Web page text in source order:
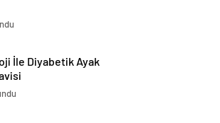
İle Diyabetik Ayak